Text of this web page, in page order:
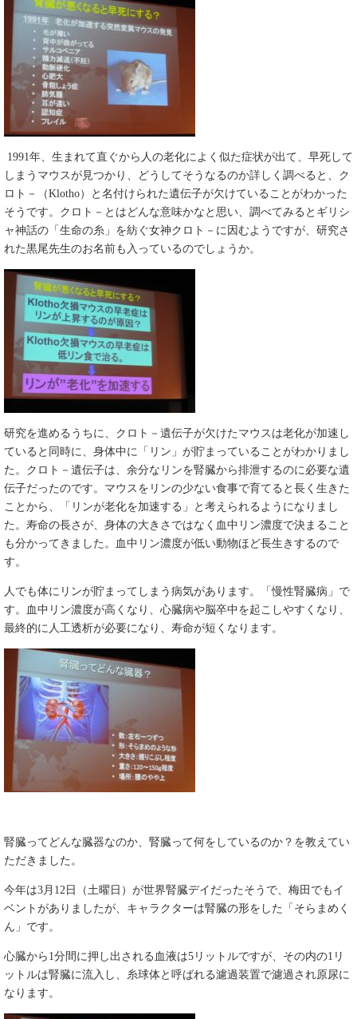
1991年、生まれて直ぐから人の老化によく似た症状が出て、早死して
しまうマウスが見つかり、どうしてそうなるのか詳しく調べると、ク
ロト－（Klotho）と名付けられた遺伝子が欠けていることがわかった
そうです。クロト－とはどんな意味かなと思い、調べてみるとギリシ
ャ神話の「生命の糸」を紡ぐ女神クロト－に因むようですが、研究さ
れた黒尾先生のお名前も入っているのでしょうか。
研究を進めるうちに、クロト－遺伝子が欠けたマウスは老化が加速し
ていると同時に、身体中に「リン」が貯まっていることがわかりまし
た。クロト－遺伝子は、余分なリンを腎臓から排泄するのに必要な遺
伝子だったのです。マウスをリンの少ない食事で育てると長く生きた
ことから、「リンが老化を加速する」と考えられるようになりまし
た。寿命の長さが、身体の大きさではなく血中リン濃度で決まること
も分かってきました。血中リン濃度が低い動物ほど長生きするので
す。
人でも体にリンが貯まってしまう病気があります。「慢性腎臓病」で
す。血中リン濃度が高くなり、心臓病や脳卒中を起こしやすくなり、
最終的に人工透析が必要になり、寿命が短くなります。
腎臓ってどんな臓器なのか、腎臓って何をしているのか？を教えてい
ただきました。
今年は3月12日（土曜日）が世界腎臓デイだったそうで、梅田でもイ
ベントがありましたが、キャラクターは腎臓の形をした「そらまめく
ん」です。
心臓から1分間に押し出される血液は5リットルですが、その内の1リ
ットルは腎臓に流入し、糸球体と呼ばれる濾過装置で濾過され原尿に
なります。